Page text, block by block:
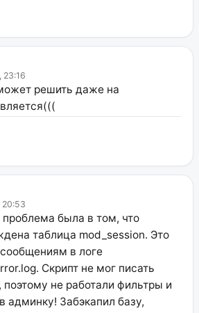
23:16
решить даже на
20:53
была в том, что
таблица mod_session. Это
в логе
Скрипт не мог писать
не работали фильтры и
админку! Забэкапил базу,